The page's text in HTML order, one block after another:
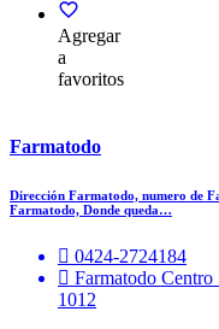
Agregar
a
favoritos
Farmatodo
Dirección Farmatodo, numero de
Farmatodo, Donde queda…
0424-2724184
Farmatodo
1012